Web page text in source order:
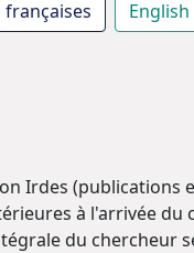
Irdes (publications
à l'arrivée du
du chercheur